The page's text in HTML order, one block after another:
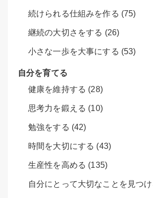
続けられる仕組みを作る (75)
継続の大切さをする (26)
小さな一歩を大事にする (53)
自分を育てる
健康を維持する (28)
思考力を鍛える (10)
勉強をする (42)
時間を大切にする (43)
生産性を高める (135)
自分にとって大切なことを見つ